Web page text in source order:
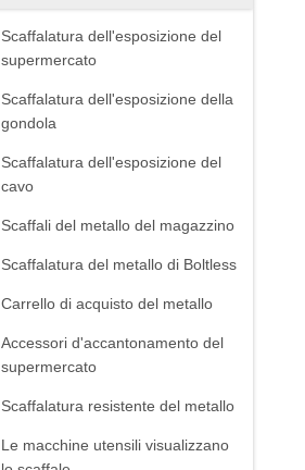
Scaffalatura dell'esposizione del
supermercato
Scaffalatura dell'esposizione della
gondola
Scaffalatura dell'esposizione del
cavo
Scaffali del metallo del magazzino
Scaffalatura del metallo di Boltless
Carrello di acquisto del metallo
Accessori d'accantonamento del
supermercato
Scaffalatura resistente del metallo
Le macchine utensili visualizzano